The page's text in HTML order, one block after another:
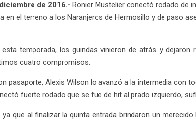
de 2016.- Ronier Mustelier conectó rodado de
en el terreno a los Naranjeros de Hermosillo y de paso
temporada, los guindas vinieron de atrás y
cuatro compromisos.
pasaporte, Alexis Wilson lo avanzó a la intermedia con
fuerte rodado que se fue de hit al prado izquierdo,
que al finalizar la quinta entrada brindaron un